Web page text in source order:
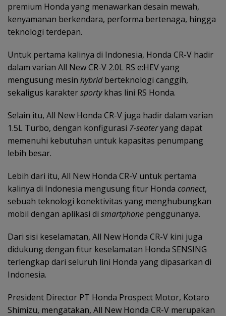
premium Honda yang menawarkan desain mewah,
kenyamanan berkendara, performa bertenaga, hingga
teknologi terdepan.
Untuk pertama kalinya di Indonesia, Honda CR-V hadir
dalam varian All New CR-V 2.0L RS e:HEV yang
mengusung mesin hybridberteknologi canggih,
sekaligus karaktersportykhas lini RS Honda.
Selain itu, All New Honda CR-V juga hadir dalam varian
1.5L Turbo, dengan konfigurasi 7-seateryang dapat
memenuhi kebutuhan untuk kapasitas penumpang
lebih besar.
Lebih dari itu, All New Honda CR-V untuk pertama
kalinya di Indonesia mengusung fitur Honda connect,
sebuah teknologi konektivitas yang menghubungkan
mobil dengan aplikasi di smartphone penggunanya.
Dari sisi keselamatan, All New Honda CR-V kini juga
didukung dengan fitur keselamatan Honda SENSING
terlengkap dari seluruh lini Honda yang dipasarkan di
Indonesia.
President Director PT Honda Prospect Motor, Kotaro
Shimizu, mengatakan, All New Honda CR-V merupakan